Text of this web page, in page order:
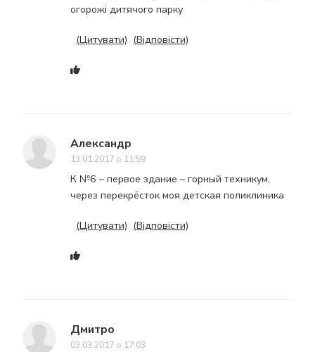
огорожі дитячого парку
(Цитувати) (Відповісти)
Александр
13.01.2017 о 11:59
К №6 – первое здание – горный техникум,
через перекрёсток моя детская поликлиника
(Цитувати) (Відповісти)
Дмитро
03.03.2017 о 17:03